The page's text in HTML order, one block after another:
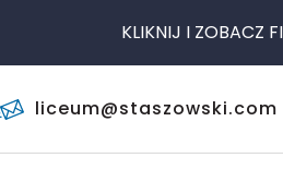
KLIKNIJ I ZOBACZ FILM
liceum@staszowski.com